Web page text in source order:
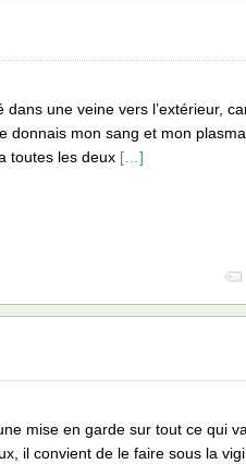
une veine vers l’extérieur,
mon sang et mon
toutes les deux […]
mise en garde sur tout ce qui
il convient de le faire sous la